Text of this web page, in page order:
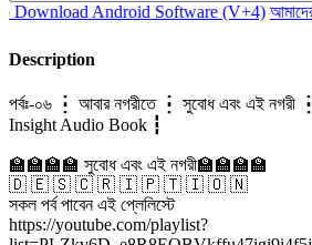
Android Software (V+4) আমাদের
Description
পর্বঃ-০৬ ┇ আবার নগরীতে ┇ সুবোধ এবং এই
Insight Audio Book ┇
🏫🏫🏫🏫 সুবোধ এবং এই নগরী🏫🏫🏫🏫
🇩 🇪 🇸 🇨 🇷 🇮 🇵 🇹 🇮 🇴 🇳
সকল পর্ব পাবেন এই প্লেলিস্টে
https://youtube.com/playlist?